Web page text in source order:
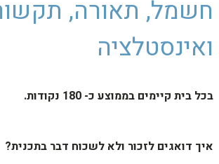
חשמל, תאורה,
ואינסטלציה
בכל בית קיימים בממוצע כ- 180 נקודות.
איך דואגים לזכור ולא לשכוח דבר בתכנית?